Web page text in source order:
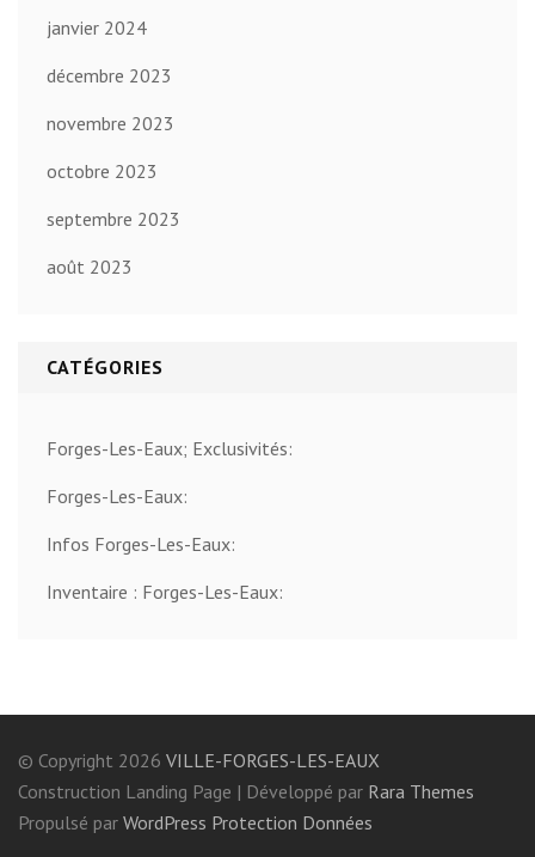
janvier 2024
décembre 2023
novembre 2023
octobre 2023
septembre 2023
août 2023
CATÉGORIES
Forges-Les-Eaux; Exclusivités:
Forges-Les-Eaux:
Infos Forges-Les-Eaux:
Inventaire : Forges-Les-Eaux:
© Copyright 2026 VILLE-FORGES-LES-EAUX
Construction Landing Page | Développé par Rara Themes
Propulsé par WordPress Protection Données